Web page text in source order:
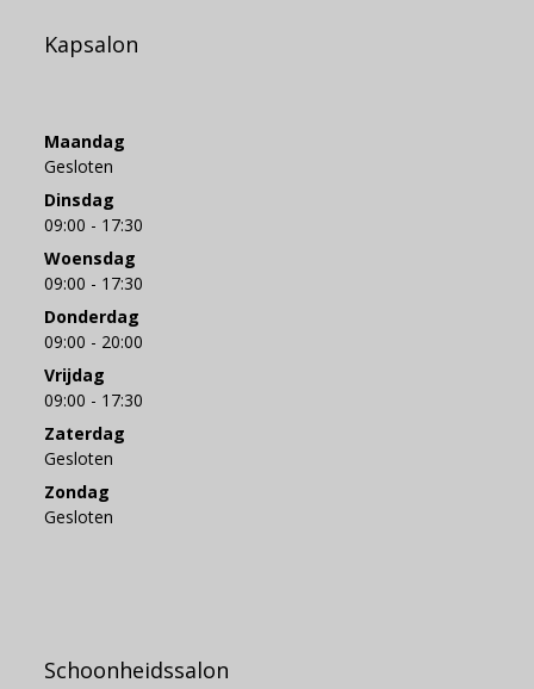
Kapsalon
Maandag
Gesloten
Dinsdag
09:00 - 17:30
Woensdag
09:00 - 17:30
Donderdag
09:00 - 20:00
Vrijdag
09:00 - 17:30
Zaterdag
Gesloten
Zondag
Gesloten
Schoonheidssalon